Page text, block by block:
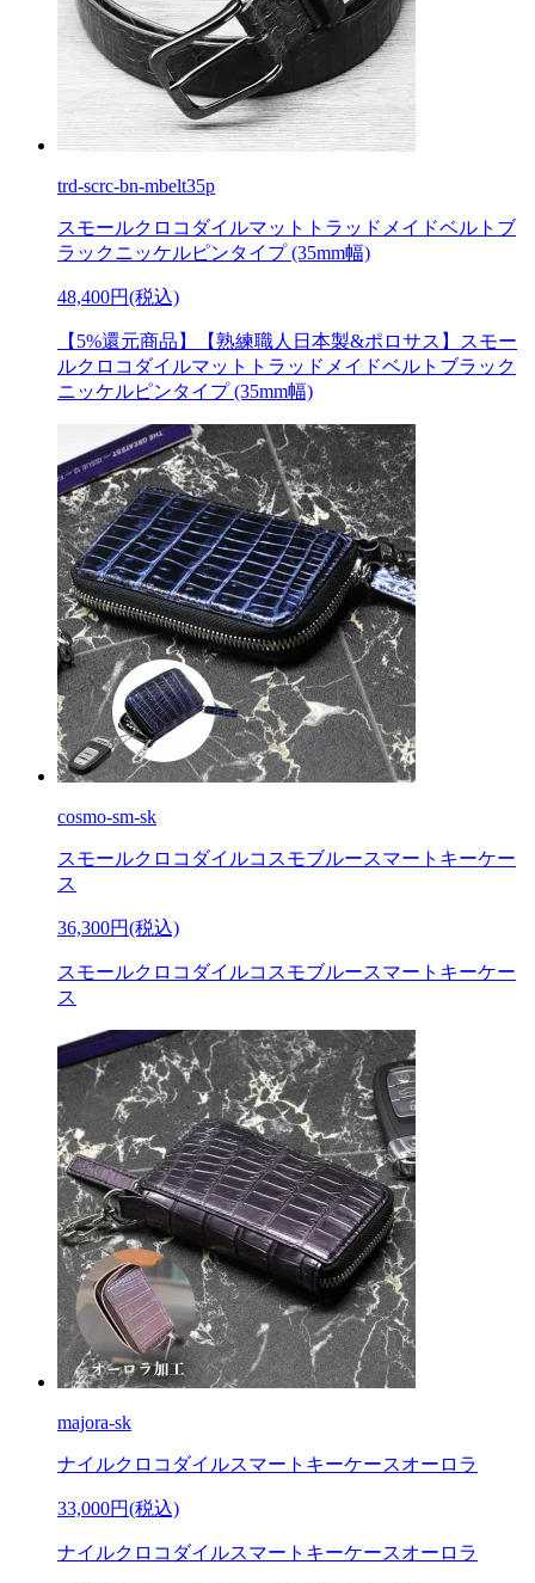
trd-scrc-bn-mbelt35p
スモールクロコダイルマットトラッドメイドベルトブ
ラックニッケルピンタイプ (35mm幅)
48,400円(税込)
【5%還元商品】【熟練職人日本製&ポロサス】スモー
ルクロコダイルマットトラッドメイドベルトブラック
ニッケルピンタイプ (35mm幅)
cosmo-sm-sk
スモールクロコダイルコスモブルースマートキーケー
ス
36,300円(税込)
スモールクロコダイルコスモブルースマートキーケー
ス
majora-sk
ナイルクロコダイルスマートキーケースオーロラ
33,000円(税込)
ナイルクロコダイルスマートキーケースオーロラ